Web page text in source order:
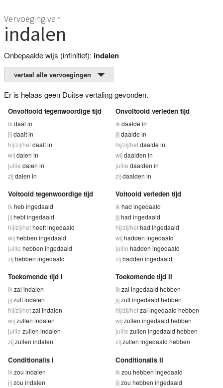
Vervoeging van
indalen
Onbepaalde wijs (infinitief): indalen
vertaal alle vervoegingen
Er is helaas geen Duitse vertaling gevonden.
Onvoltooid tegenwoordige tijd
ik daal in
jijdaalt in
hij/zij/hetdaalt in
wijdalen in
jullie dalen in
zijdalen in
Onvoltooid verleden tijd
ik daalde in
jijdaalde in
hij/zij/hetdaalde in
wijdaalden in
jullie daalden in
zijdaalden in
Voltooid tegenwoordige tijd
ik heb ingedaald
jijhebt ingedaald
hij/zij/hetheeft ingedaald
wijhebben ingedaald
jullie hebben ingedaald
zijhebben ingedaald
Voltooid verleden tijd
ik had ingedaald
jijhad ingedaald
hij/zij/hethad ingedaald
wijhadden ingedaald
jullie hadden ingedaald
zijhadden ingedaald
Toekomende tijd I
ik zal indalen
jijzult indalen
hij/zij/hetzal indalen
wijzullen indalen
jullie zullen indalen
zijzullen indalen
Toekomende tijd II
ik zal ingedaald hebben
jijzult ingedaald hebben
hij/zij/hetzal ingedaald hebben
wijzullen ingedaald hebben
jullie zullen ingedaald hebben
zijzullen ingedaald hebben
Conditionalis I
ik zou indalen
jijzou indalen
Conditionalis II
ik zou hebben ingedaald
jijzou hebben ingedaald